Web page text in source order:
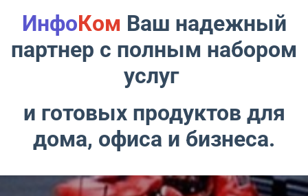
ИнфоКом Ваш надежный
партнер с полным набором
услуг
и готовых продуктов для
дома, офиса и бизнеса.